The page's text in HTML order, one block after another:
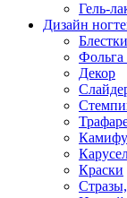
Гель-
Дизайн
Блестки
Фольга
Декор
Краски